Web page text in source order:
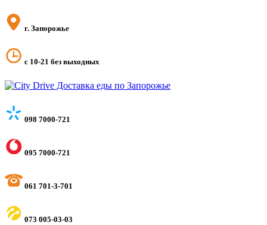
г. Запорожье
с 10-21 без выходных
098 7000-721
095 7000-721
061 701-3-701
073 005-03-03